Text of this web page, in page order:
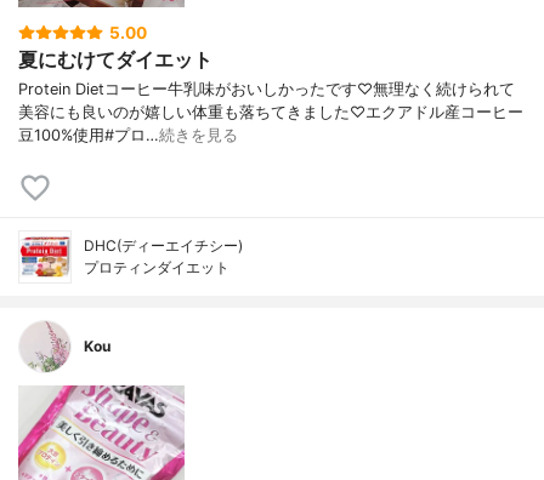
5.00
夏にむけてダイエット
Protein Dietコーヒー牛乳味がおいしかったです♡無理なく続けられて
美容にも良いのが嬉しい体重も落ちてきました♡エクアドル産コーヒー
豆100%使用#プロ…続きを見る
DHC(ディーエイチシー)
プロティンダイエット
Kou